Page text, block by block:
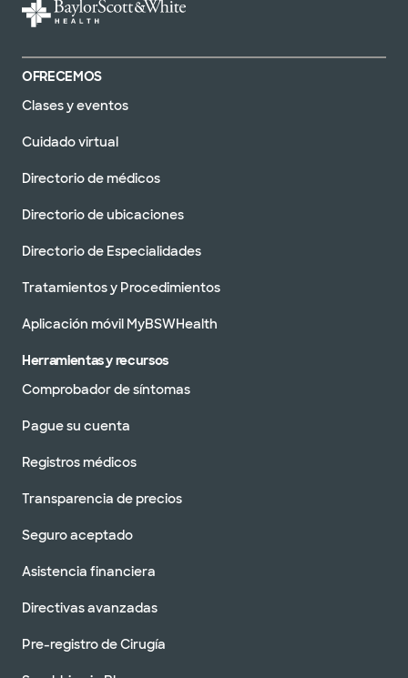
OFRECEMOS
Clases y eventos
Cuidado virtual
Directorio de médicos
Directorio de ubicaciones
Directorio de Especialidades
Tratamientos y Procedimientos
Aplicación móvil MyBSWHealth
Herramientas y recursos
Comprobador de síntomas
Pague su cuenta
Registros médicos
Transparencia de precios
Seguro aceptado
Asistencia financiera
Directivas avanzadas
Pre-registro de Cirugía